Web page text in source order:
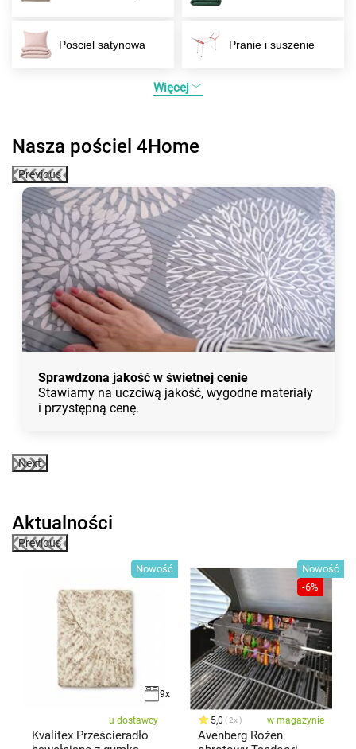
Pościel satynowa Pranie i suszenie
Więcej
Nasza pościel 4Home
Previous
Sprawdzona jakość w świetnej cenie
Stawiamy na uczciwą jakość, wygodne materiały
i przystępną cenę.
Next
Aktualności
Previous
Nowość
9x
u dostawcy
Kvalitex Prześcieradło
Nowość
-6%
5,0 2x w magazynie
Avenberg Rożen